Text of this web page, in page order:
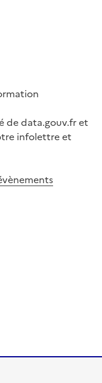
de data.gouv.fr et
infolettre et